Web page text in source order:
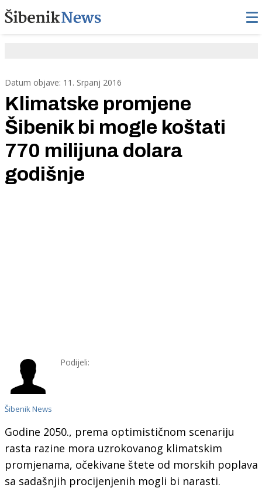
Datum objave: 11. Srpanj 2016
Klimatske promjene
Šibenik bi mogle koštati
770 milijuna dolara
godišnje
Šibenik News
Podijeli:
Godine 2050., prema optimističnom scenariju
rasta razine mora uzrokovanog klimatskim
promjenama, očekivane štete od morskih poplava
sa sadašnjih procijenjenih mogli bi narasti.